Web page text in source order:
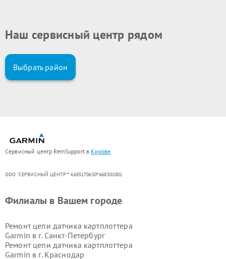
Наш сервисный центр рядом
Выбрать район
Сервисный центр RemSupport в Кирове
ООО "СЕРВИСНЫЙ ЦЕНТР"* 6685170650*668501001
Филиалы в Вашем городе
Ремонт цепи датчика картплоттера
Garmin в г. Санкт-Петербург
Ремонт цепи датчика картплоттера
Garmin в г. Краснодар